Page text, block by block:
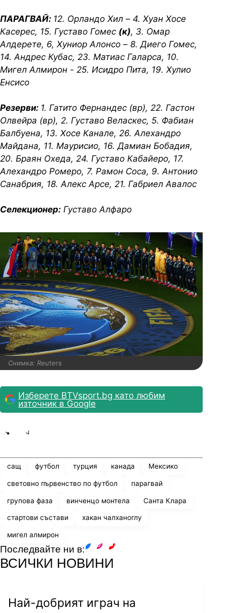
ПАРАГВАЙ: 12. Орландо Хил – 4. Хуан Хосе
Касерес, 15. Густаво Гомес (к), 3. Омар
Алдерете, 6, Хуниор Алонсо – 8. Диего Гомес,
14. Андрес Кубас, 23. Матиас Галарса, 10.
Мигел Алмирон - 25. Исидро Пита, 19. Хулио
Енсисо
Резерви: 1. Гатито Фернандес (вр), 22. Гастон
Олвейра (вр), 2. Густаво Веласкес, 5. Фабиан
Балбуена, 13. Хосе Канале, 26. Алехандро
Майдана, 11. Маурисио, 16. Дамиан Бобадия,
20. Браян Охеда, 24. Густаво Кабайеро, 17.
Алехандро Ромеро, 7. Рамон Соса, 9. Антонио
Санабрия, 18. Алекс Арсе, 21. Габриел Авалос
Селекционер: Густаво Алфаро
Снимка: Reuters
Изберете BTVsport.bg като любим
източник в Google
сащ футбол турция канада Мексико
световно първенство по футбол парагвай
групова фаза винченцо монтела Санта Клара
стартови състави хакан чалханоглу
мигел алмирон
Последвайте ни в:
ВСИЧКИ НОВИНИ
Най-добрият играч на